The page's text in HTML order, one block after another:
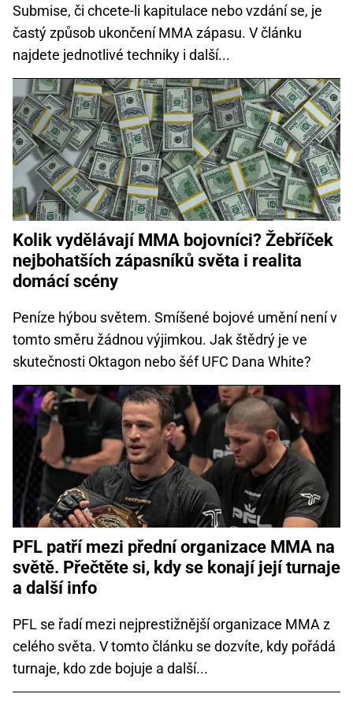
Submise, či chcete-li kapitulace nebo vzdání se, je
častý způsob ukončení MMA zápasu. V článku
najdete jednotlivé techniky i další...
Kolik vydělávají MMA bojovníci? Žebříček
nejbohatších zápasníků světa i realita
domácí scény
Peníze hýbou světem. Smíšené bojové umění není v
tomto směru žádnou výjimkou. Jak štědrý je ve
skutečnosti Oktagon nebo šéf UFC Dana White?
PFL patří mezi přední organizace MMA na
světě. Přečtěte si, kdy se konají její turnaje
a další info
PFL se řadí mezi nejprestižnější organizace MMA z
celého světa. V tomto článku se dozvíte, kdy pořádá
turnaje, kdo zde bojuje a další...